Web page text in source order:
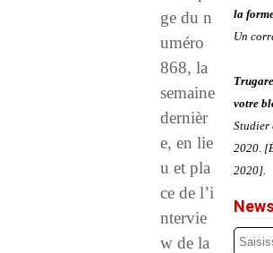
ge du n
uméro
868, la
semaine
dernièr
e, en lie
u et pla
ce de l’i
ntervie
w de la
la
Un
votre
Studier
2020.
2020].